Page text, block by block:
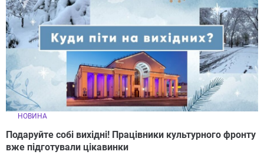
НОВИНА
Подаруйте собі вихідні! Працівники культурного фронту
вже підготували цікавинки